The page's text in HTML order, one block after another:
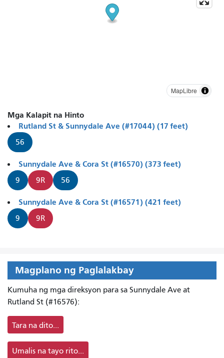
MapLibre
Mga Kalapit na Hinto
Rutland St & Sunnydale Ave (#17044) (17 feet)
56
Sunnydale Ave & Cora St (#16570) (373 feet)
9 9R 56
Sunnydale Ave & Cora St (#16571) (421 feet)
9 9R
Magplano ng Paglalakbay
Kumuha ng mga direksyon para sa Sunnydale Ave at
Rutland St (#16576):
Tara na dito...
Umalis na tayo rito...